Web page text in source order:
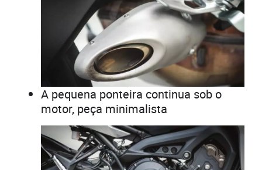
A pequena ponteira continua sob o
motor, peça minimalista